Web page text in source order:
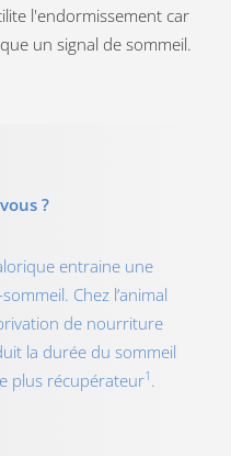
l'endormissement car
un signal de sommeil.
?
entraine une
Chez l’animal
de nourriture
la durée du sommeil
plus récupérateur1 .